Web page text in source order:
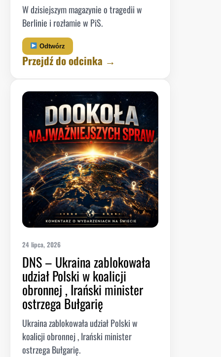
W dzisiejszym magazynie o tragedii w
Berlinie i rozłamie w PiS.
Odtwórz
Przejdź do odcinka →
24 lipca, 2026
DNS – Ukraina zablokowała
udział Polski w koalicji
obronnej , Irański minister
ostrzega Bułgarię
Ukraina zablokowała udział Polski w
koalicji obronnej , Irański minister
ostrzega Bułgarię.